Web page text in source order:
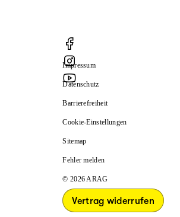
Impressum
Datenschutz
Barrierefreiheit
Cookie-Einstellungen
Sitemap
Fehler melden
© 2026 ARAG
Vertrag widerrufen